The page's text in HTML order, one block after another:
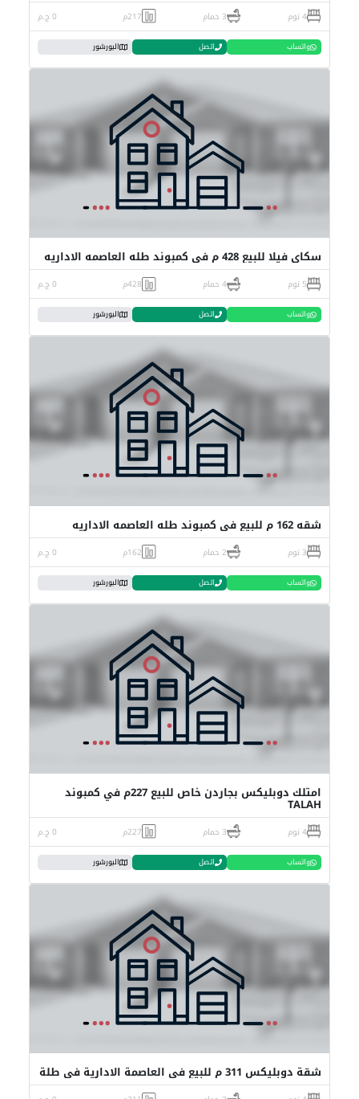
4 نوم 3 حمام 217م 0 ج.م
واتساب اتصل البورشور
سكاي فيلا للبيع 428 م في كمبوند طله العاصمه الاداريه
5 نوم 4 حمام 428م 0 ج.م
واتساب اتصل البورشور
شقه 162 م للبيع في كمبوند طله العاصمه الاداريه
3 نوم 2 حمام 162م 0 ج.م
واتساب اتصل البورشور
امتلك دوبليكس بجاردن خاص للبيع 227م في كمبوند
TALAH
4 نوم 3 حمام 227م 0 ج.م
واتساب اتصل البورشور
شقة دوبليكس 311 م للبيع في العاصمة الادارية في طلة